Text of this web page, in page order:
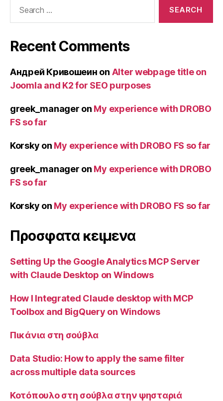
Recent Comments
Андрей Кривошеин on Alter webpage title on
Joomla and K2 for SEO purposes
greek_manager on My experience with DROBO
FS so far
Korsky on My experience with DROBO FS so far
greek_manager on My experience with DROBO
FS so far
Korsky on My experience with DROBO FS so far
Προσφατα κειμενα
Setting Up the Google Analytics MCP Server
with Claude Desktop on Windows
How I Integrated Claude desktop with MCP
Toolbox and BigQuery on Windows
Πικάνια στη σούβλα
Data Studio: How to apply the same filter
across multiple data sources
Κοτόπουλο στη σούβλα στην ψησταριά